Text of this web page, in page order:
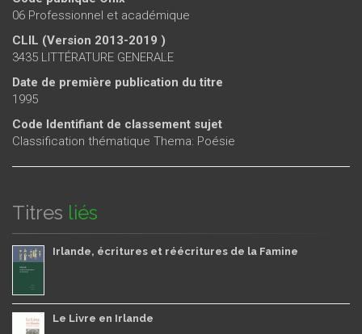
06 Professionnel et académique
CLIL (Version 2013-2019 )
3435 LITTÉRATURE GENERALE
Date de première publication du titre
1995
Code Identifiant de classement sujet
Classification thématique Thema: Poésie
Titres liés
Irlande, écritures et réécritures de la Famine
Le Livre en Irlande